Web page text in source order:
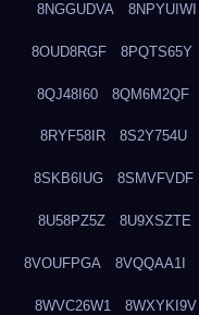
8NGGUDVA 8NPYUIWI
8OUD8RGF 8PQTS65Y
8QJ48I60 8QM6M2QF
8RYF58IR 8S2Y754U
8SKB6IUG 8SMVFVDF
8U58PZ5Z 8U9XSZTE
8VOUFPGA 8VQQAA1I
8WVC26W1 8WXYKI9V